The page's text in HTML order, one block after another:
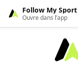
Follow My Sport
Ouvre dans l’app